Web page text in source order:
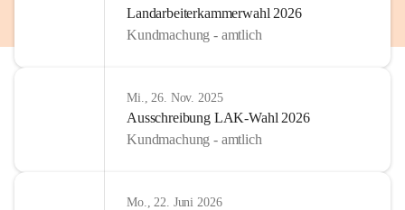
Landarbeiterkammerwahl 2026
Kundmachung - amtlich
Mi., 26. Nov. 2025
Ausschreibung LAK-Wahl 2026
Kundmachung - amtlich
Mo., 22. Juni 2026